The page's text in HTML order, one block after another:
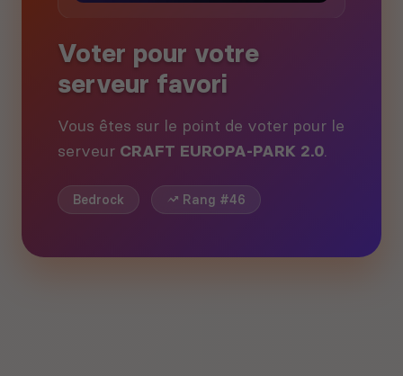
Voter pour votre
serveur favori
Vous êtes sur le point de voter pour le
serveur CRAFT EUROPA-PARK 2.0.
Bedrock Rang #46